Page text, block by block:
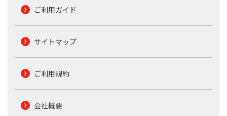
ご利用ガイド
サイトマップ
ご利用規約
会社概要